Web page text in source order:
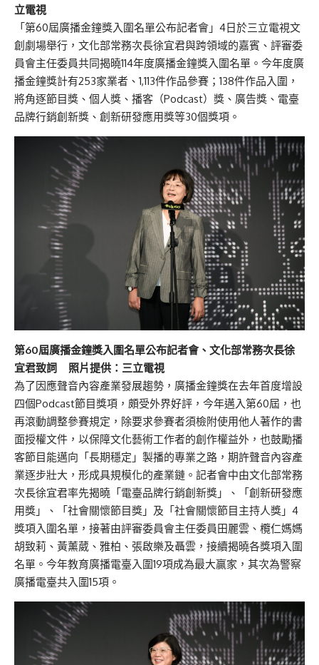
立電視
「第60屆廣播金鐘獎入圍名單公布記者會」4日於三立電視文
創劇場舉行，文化部常務次長徐宜君與跨領域的嘉賓、評審委
員會主任委員共同揭曉114年度廣播金鐘獎入圍名單。今年度廣
播金鐘獎計有253家業者、1,113件作品參賽；138件作品入圍，
將角逐節目獎、個人獎、播客（Podcast）獎、廣告獎、電臺
品牌行銷創新獎、創新研發應用獎等30個獎項。
第60屆廣播金鐘獎入圍名單公布記者會、文化部常務次長徐
宜君致詞 照片提供：三立電視
為了因應聲音內容產業發展趨勢，廣播金鐘獎在去年首度增設
四個Podcast節目獎項，頗受外界好評，今年邁入第60屆，也
再滾動調整參賽規定，除要求參賽者須檢附使用他人著作的書
面授權文件，以保障文化藝術工作者的創作權益外，也鼓勵播
客節目能邁向「長期穩定」製播的專業之路，期許聲音內容產
業逐步壯大，形成具規模化的產業鏈。記者會中由文化部常務
次長徐宜君率先揭曉「電臺品牌行銷創新獎」、「創新研發應
用獎」、「社會關懷節目獎」及「社會關懷節目主持人獎」4
獎項入圍名單，接著由評審委員會主任委員田麗雲、欖仁媽媽
胡致莉、黃薰葳、雅柏、張啟樂及聶雲，接續揭曉各獎項入圍
名單。今年教育廣播電臺入圍19項成為最大贏家，其次為警察
廣播電臺共入圍15項。